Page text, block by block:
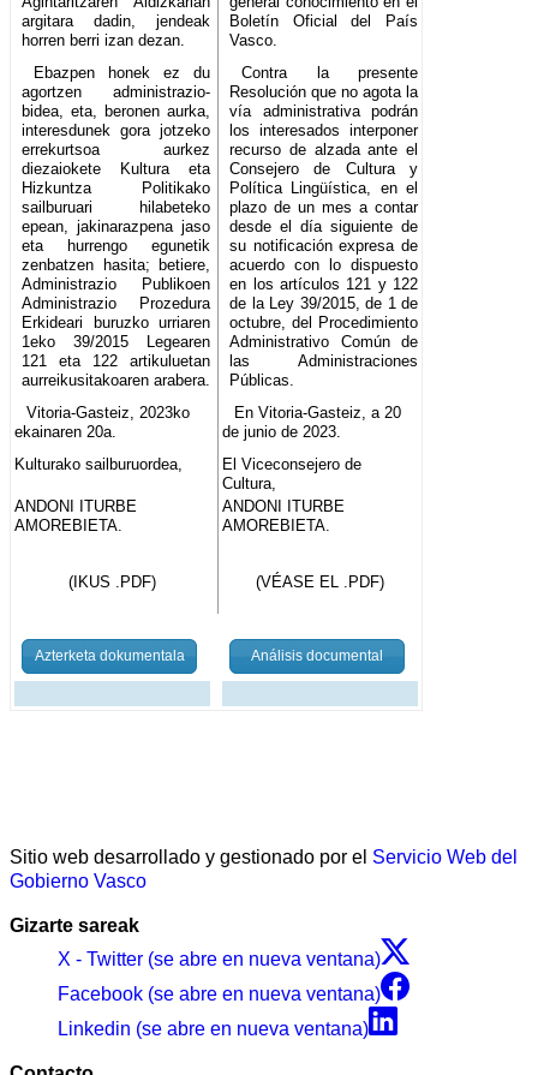
argitara dadin, jendeak
horren berri izan dezan.
Boletín Oficial del País
Vasco.
Ebazpen honek ez du
agortzen administrazio-
bidea, eta, beronen aurka,
interesdunek gora jotzeko
errekurtsoa aurkez
diezaiokete Kultura eta
Hizkuntza Politikako
sailburuari hilabeteko
epean, jakinarazpena jaso
eta hurrengo egunetik
zenbatzen hasita; betiere,
Administrazio Publikoen
Administrazio Prozedura
Erkideari buruzko urriaren
1eko 39/2015 Legearen
121 eta 122 artikuluetan
aurreikusitakoaren arabera.
Contra la presente
Resolución que no agota la
vía administrativa podrán
los interesados interponer
recurso de alzada ante el
Consejero de Cultura y
Política Lingüística, en el
plazo de un mes a contar
desde el día siguiente de
su notificación expresa de
acuerdo con lo dispuesto
en los artículos 121 y 122
de la Ley 39/2015, de 1 de
octubre, del Procedimiento
Administrativo Común de
las Administraciones
Públicas.
Vitoria-Gasteiz, 2023ko
ekainaren 20a.
En Vitoria-Gasteiz, a 20
de junio de 2023.
Kulturako sailburuordea,
El Viceconsejero de
Cultura,
ANDONI ITURBE
AMOREBIETA.
ANDONI ITURBE
AMOREBIETA.
(IKUS .PDF) (VÉASE EL .PDF)
Azterketa dokumentala Análisis documental
Sitio web desarrollado y gestionado por el Servicio Web del
Gobierno Vasco
Gizarte sareak
X - Twitter (se abre en nueva ventana)
Facebook (se abre en nueva ventana)
Linkedin (se abre en nueva ventana)